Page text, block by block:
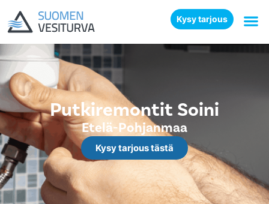
Kysy tarjous
Putkiremontit Soini
Etelä-Pohjanmaa
Kysy tarjous tästä